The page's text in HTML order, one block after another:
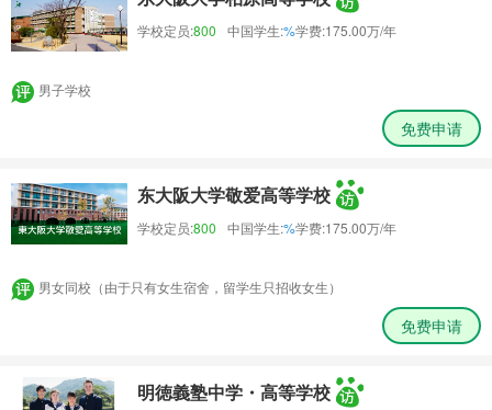
学校定员:800 中国学生:%学费:175.00万/年
男子学校
免费申请
东大阪大学敬爱高等学校
学校定员:800 中国学生:%学费:175.00万/年
男女同校（由于只有女生宿舍，留学生只招收女生）
免费申请
明徳義塾中学・高等学校